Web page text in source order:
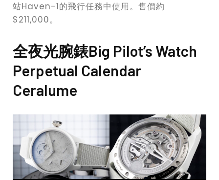
站Haven-1的飛行任務中使用。售價約
$211,000。
全夜光腕錶Big Pilot’s Watch
Perpetual Calendar
Ceralume